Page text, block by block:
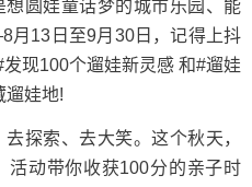
圆娃童话梦的城市乐园、能
13日至9月30日，记得上抖
现100个遛娃新灵感 和#遛娃
遛娃地!
索、去大笑。这个秋天，
活动带你收获100分的亲子时